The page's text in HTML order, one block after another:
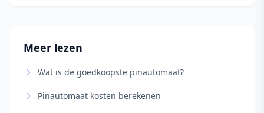
Meer lezen
Wat is de goedkoopste pinautomaat?
Pinautomaat kosten berekenen